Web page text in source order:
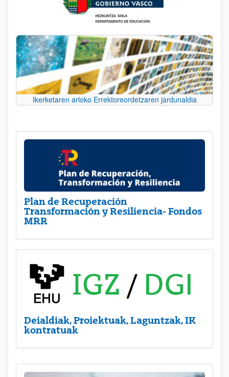
Ikerketaren arloko Errektoreordetzaren jardunaldia
Plan de Recuperación
Transformación y Resiliencia- Fondos
MRR
Deialdiak, Proiektuak, Laguntzak, IK
kontratuak